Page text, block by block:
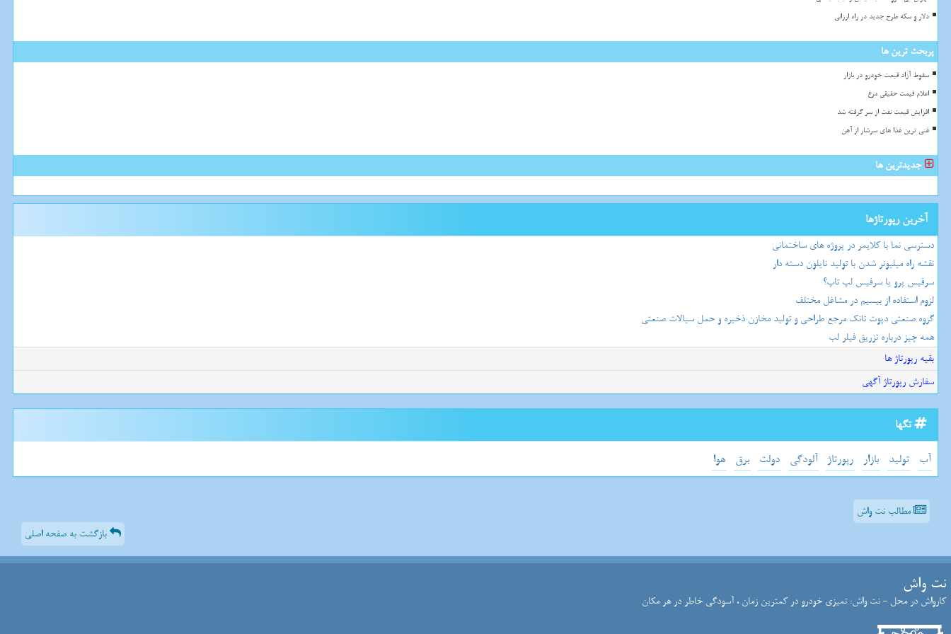
دلار و سکه طرح جدید در راه ارزانی
پربحث ترین ها
سقوط آزاد قیمت خودرو در بازار
اعلام قیمت حقیقی مرغ
افزایش قیمت نفت از سر گرفته شد
غنی ترین غذا های سرشار از آهن
جدیدترین ها
آخرین رپورتاژها
دسترسی نما با کلایمر در پروژه های ساختمانی
نقشه راه میلیونر شدن با تولید نایلون دسته دار
سرفیس پرو یا سرفیس لپ تاپ؟
لزوم استفاده از بیسیم در مشاغل مختلف
گروه صنعتی دپوت تانک مرجع طراحی و تولید مخازن ذخیره و حمل سیالات صنعتی
همه چیز درباره تزریق فیلر لب
بقیه رپورتاژ ها
سفارش رپورتاژ آگهی
تگها
آب تولید بازار رپورتاژ آلودگی دولت برق هوا
مطالب نت واش
بازگشت به صفحه اصلی
نت واش
کارواش در محل - نت واش: تمیزی خودرو در کمترین زمان ، آسودگی خاطر در هر مکان